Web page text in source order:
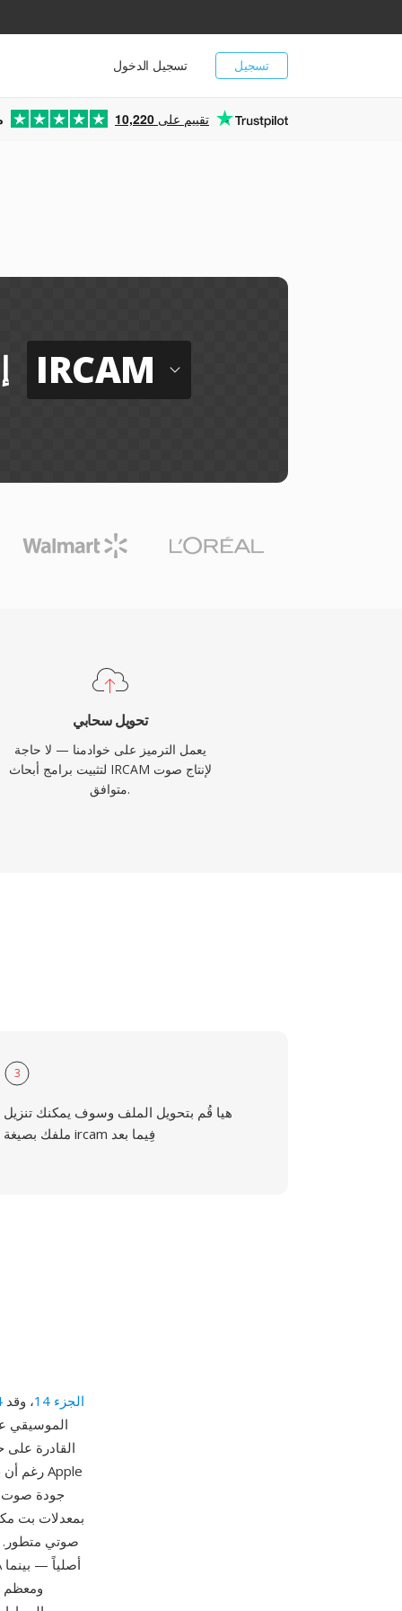
تسجيل تسجيل الدخول
10,220 تقييم على
IRCAM
تحويل سحابي
يعمل الترميز على خوادمنا — لا حاجة
لتثبيت برامج أبحاث IRCAM لإنتاج صوت
متوافق.
3
هيا قُم بتحويل الملف وسوف يمكنك تنزيل
ملفك بصيغة ircam فِيما بعد
MPEG-4 الجزء 14
، وقد
صوتي متطور. يدعم معدلات